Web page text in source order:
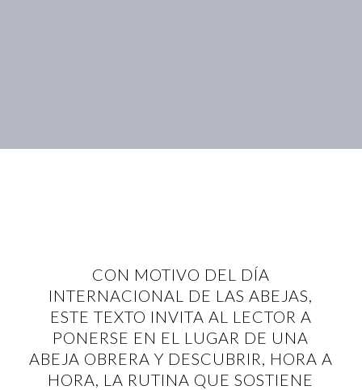
CON MOTIVO DEL DÍA
INTERNACIONAL DE LAS ABEJAS,
ESTE TEXTO INVITA AL LECTOR A
PONERSE EN EL LUGAR DE UNA
ABEJA OBRERA Y DESCUBRIR, HORA A
HORA, LA RUTINA QUE SOSTIENE